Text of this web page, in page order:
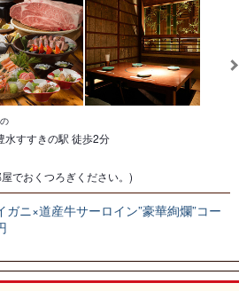
水すすきの駅 徒歩2分
でおくつろぎください。)
ニ×道産牛サーロイン”豪華絢爛”コー